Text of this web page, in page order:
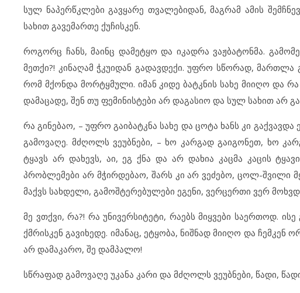
სულ ნაპერწკლები გავყარე თვალებიდან, მაგრამ ამის
სახით გავემართე ქუჩისკენ.
როგორც ჩანს, მაინც დამეტყო და იკადრა ვაჟბატონმა.
მეთქი?! კინაღამ ჭკუიდან გადავდექი. უფრო სწორად, მართლა
რომ მქონდა მორტყმული. იმან კიდე ბატკნის სახე მიიღო და
დამაცადე, შენ თუ ფემინისტები არ დაგასიო და სულ სახით არ
რა გინებაო, – უფრო გაიბატკნა სახე და ცოტა ხანს კი
გამოვაღე. მძღოლს ვეუბნები, – ხო კარგად გაიგონეთ, ხო
ტყავს არ დახევს, აი, ეგ ქნა და არ დახია კაცმა კაცის
პრობლემები არ მჭირდებაო, შარს კი არ ვეძებო, ცოლ-შვილი
მაქვს სახდელი, გამოშტერებულები ეგენი, ვერცერთი ვერ
მე ვთქვი, რა?! რა უნივერსიტეტი, რაებს მიყვები საერთოდ.
ქმრისკენ გავიხედე. იმანაც, ეტყობა, ნიშნად მიიღო და ჩემკენ
არ დამაკარო, შე დამპალო!
სწრაფად გამოვაღე უკანა კარი და მძღოლს ვეუბნები, წადი,